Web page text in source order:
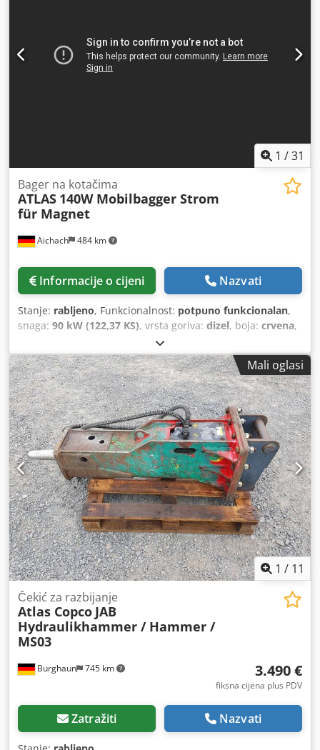
1 /31
Aichach 484 km
Bager na kotačima
ATLAS 140W Mobilbagger Strom
für Magnet
Informacije o cijeni Nazvati
Stanje: rabljeno, Funkcionalnost: potpuno funkcionalan,
snaga: 90 kW (122,37 KS), vrsta goriva: dizel, boja: crvena,
, Godina proizvodnje:
sati:1.900 h, Oprema:iskopna žlica, kamera za vožnju
unatrag, klima uređaj, podesivi kran, uređaj za brzu
zamjenu, Atlas 140W mobilni bager, kompletna oprema
Godina proizvodnje: 2019. 1900 radnih sati 30 km/h
Približno 16.000 kg 90 kW Deutz motor Kamera s kutom od
180° Automatski klima-uređaj Sve cijevi Hidraulični brzi
sustav za izmjenu priključaka Širina traga: 255 cm
Grabilica + štit Dwsdpfx Alszldm Asyja Generator za
magnet Dodatna oprema: Duboka žlica 85 cm Hidraulična
žlica 165 cm Sortirna grabilica, širina 60 cm Magnet
MLA10; 680 kg; 220 V; 5,7 kW
Mali oglasi
1 / 11
Burghaun 745 km
Čekić za razbijanje
Atlas Copco JAB
Hydraulikhammer / Hammer /
MS03
3.490 €
fiksna cijena plus PDV
Zatražiti Nazvati